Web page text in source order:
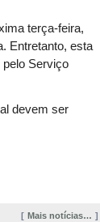
terça-feira,
Entretanto, esta
pelo Serviço
devem ser
Mais notícias…